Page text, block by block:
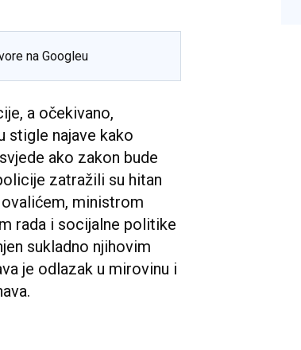
na Googleu
a očekivano,
stigle najave kako
ako zakon bude
zatražili su hitan
ministrom
rada i socijalne politike
sukladno njihovim
je odlazak u mirovinu i